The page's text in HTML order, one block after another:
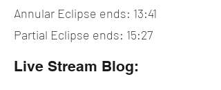
Annular Eclipse ends: 13:41
Partial Eclipse ends: 15:27
Live Stream Blog: